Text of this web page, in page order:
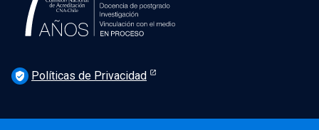
verified_user Políticas de Privacidad